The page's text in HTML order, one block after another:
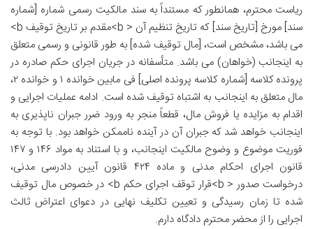
ریاست محترم، همانطور که مستنداً به سند مالکیت رسمی شماره [شماره
سند] مورخ [تاریخ سند] که تاریخ تنظیم آن < b>مقدم بر تاریخ توقیف b>
می باشد، مشخص است، [مال توقیف شده] به طور قانونی و رسمی متعلق
به اینجانب (خواهان) می باشد. متأسفانه در جریان اجرای حکم صادره در
پرونده کلاسه [شماره کلاسه پرونده اصلی] فی مابین خوانده ۱ و خوانده ۲،
مال متعلق به اینجانب به اشتباه توقیف شده است. ادامه عملیات اجرایی و
اقدام به مزایده یا فروش مال، قطعاً منجر به ورود ضرر جبران ناپذیری به
اینجانب خواهد شد که جبران آن در آینده ناممکن خواهد بود. با توجه به
فوریت موضوع و وضوح مالکیت اینجانب، و با استناد به مواد ۱۴۶ و ۱۴۷
قانون اجرای احکام مدنی و ماده ۴۲۴ قانون آیین دادرسی مدنی،
درخواست صدور < b>قرار توقف اجرای حکم b> در خصوص مال توقیف
شده تا زمان رسیدگی و تعیین تکلیف نهایی در دعوای اعتراض ثالث
اجرایی را از محضر محترم دادگاه دارم.